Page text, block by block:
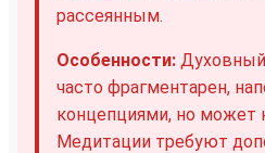
рассеянным.
Особенности:
часто фрагментарен,
концепциями, но может
Медитации требуют